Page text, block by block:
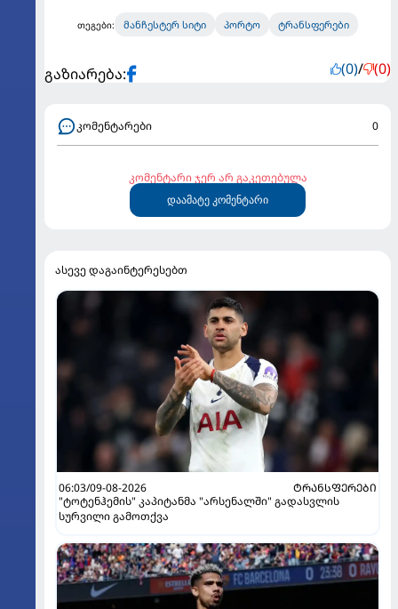
თეგები: მანჩესტერ სიტი პორტო ტრანსფერები
გაზიარება: (0)/ (0)
კომენტარები 0
კომენტარი ჯერ არ გაკეთებულა
დაამატე კომენტარი
ასევე დაგაინტერესებთ
06:03/09-08-2026
ᲢᲠᲐᲜᲡᲤᲔᲠᲔᲑᲘ
"ტოტენჰემის" კაპიტანმა "არსენალში" გადასვლის
სურვილი გამოთქვა